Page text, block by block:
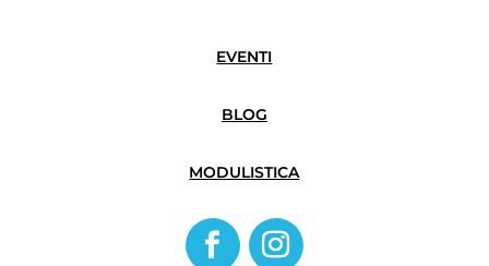
EVENTI
BLOG
MODULISTICA